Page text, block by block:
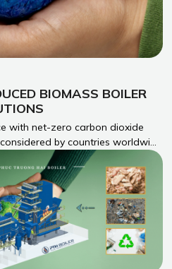
BIOMASS BOILER
with net-zero carbon dioxide
by countries worldwide
energy transition. In
thermal energy conversion
important role in the
economic development.